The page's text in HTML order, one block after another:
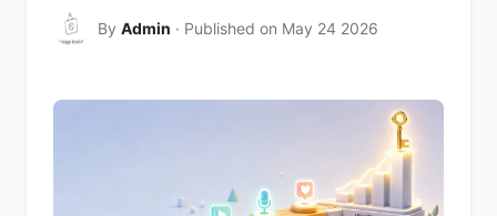
By Admin · Published on May 24 2026